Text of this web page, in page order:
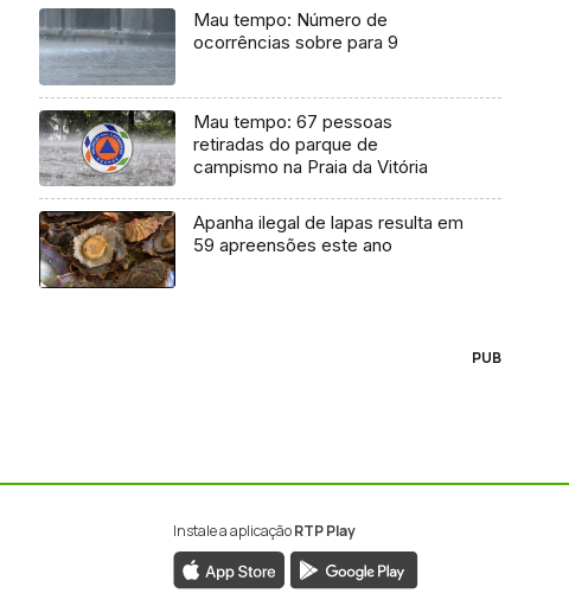
Mau tempo: Número de
ocorrências sobre para 9
Mau tempo: 67 pessoas
retiradas do parque de
campismo na Praia da Vitória
Apanha ilegal de lapas resulta em
59 apreensões este ano
PUB
Instale a aplicaçãoRTP Play